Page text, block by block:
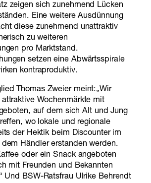
zeigen sich zunehmend Lücken
Eine weitere Ausdünnung
diese zunehmend unattraktiv
zu weiteren
pro Marktstand.
setzen eine Abwärtsspirale
kontraproduktiv.
Thomas Zweier meint:„Wir
Wochenmärkte mit
auf dem sich Alt und Jung
wo lokale und regionale
der Hektik beim Discounter im
Händler erstanden werden.
oder ein Snack angeboten
mit Freunden und Bekannten
Und BSW-Ratsfrau Ulrike Behrendt